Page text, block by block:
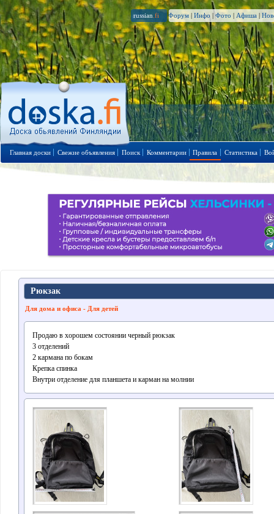
russian .fi Форум | Инфо | Фото | Афиша |
Главная доски Свежие объявления Поиск Комментарии Правила Статистика
Рюкзак
Для дома и офиса - Для детей
Продаю в хорошем состоянии черный рюкзак
3 отделений
2 кармана по бокам
Крепка спинка
Внутри отделение для планшета и карман на молнии